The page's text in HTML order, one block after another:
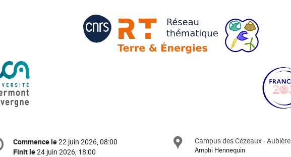
Date/Heure
Commence le22 juin 2026, 08:00
Finit le24 juin 2026, 18:00
Site
Campus des Cézeaux - Aubière
Amphi Hennequin